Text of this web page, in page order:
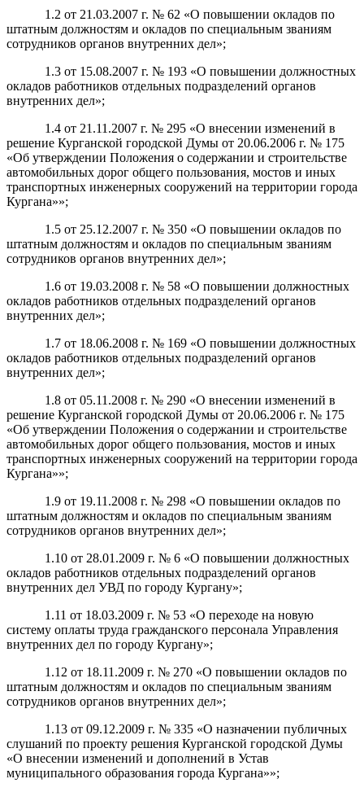
1.2 от 21.03.2007 г. № 62 «О повышении окладов по
штатным должностям и окладов по специальным званиям
сотрудников органов внутренних дел»;
1.3 от 15.08.2007 г. № 193 «О повышении должностных
окладов работников отдельных подразделений органов
внутренних дел»;
1.4 от 21.11.2007 г. № 295 «О внесении изменений в
решение Курганской городской Думы от 20.06.2006 г. № 175
«Об утверждении Положения о содержании и строительстве
автомобильных дорог общего пользования, мостов и иных
транспортных инженерных сооружений на территории города
Кургана»»;
1.5 от 25.12.2007 г. № 350 «О повышении окладов по
штатным должностям и окладов по специальным званиям
сотрудников органов внутренних дел»;
1.6 от 19.03.2008 г. № 58 «О повышении должностных
окладов работников отдельных подразделений органов
внутренних дел»;
1.7 от 18.06.2008 г. № 169 «О повышении должностных
окладов работников отдельных подразделений органов
внутренних дел»;
1.8 от 05.11.2008 г. № 290 «О внесении изменений в
решение Курганской городской Думы от 20.06.2006 г. № 175
«Об утверждении Положения о содержании и строительстве
автомобильных дорог общего пользования, мостов и иных
транспортных инженерных сооружений на территории города
Кургана»»;
1.9 от 19.11.2008 г. № 298 «О повышении окладов по
штатным должностям и окладов по специальным званиям
сотрудников органов внутренних дел»;
1.10 от 28.01.2009 г. № 6 «О повышении должностных
окладов работников отдельных подразделений органов
внутренних дел УВД по городу Кургану»;
1.11 от 18.03.2009 г. № 53 «О переходе на новую
систему оплаты труда гражданского персонала Управления
внутренних дел по городу Кургану»;
1.12 от 18.11.2009 г. № 270 «О повышении окладов по
штатным должностям и окладов по специальным званиям
сотрудников органов внутренних дел»;
1.13 от 09.12.2009 г. № 335 «О назначении публичных
слушаний по проекту решения Курганской городской Думы
«О внесении изменений и дополнений в Устав
муниципального образования города Кургана»»;